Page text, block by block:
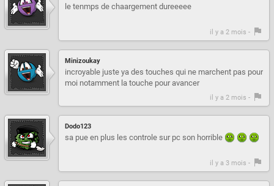
le tenmps de chaargement dureeeee
il y a 2 mois -
Minizoukay
incroyable juste ya des touches qui ne marchent pas pour
moi notamment la touche pour avancer
il y a 2 mois -
Dodo123
sa pue en plus les controle sur pc son horrible
il y a 3 mois -